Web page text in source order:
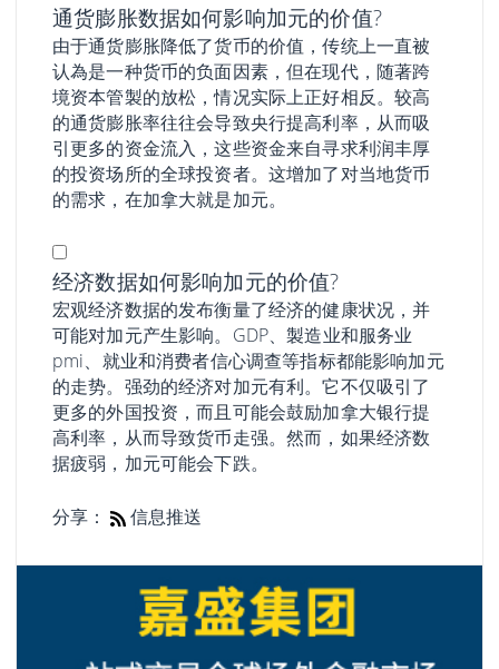
通货膨胀数据如何影响加元的价值?
由于通货膨胀降低了货币的价值，传统上一直被
认為是一种货币的负面因素，但在现代，随著跨
境资本管製的放松，情况实际上正好相反。较高
的通货膨胀率往往会导致央行提高利率，从而吸
引更多的资金流入，这些资金来自寻求利润丰厚
的投资场所的全球投资者。这增加了对当地货币
的需求，在加拿大就是加元。
经济数据如何影响加元的价值?
宏观经济数据的发布衡量了经济的健康状况，并
可能对加元产生影响。GDP、製造业和服务业
pmi、就业和消费者信心调查等指标都能影响加元
的走势。强劲的经济对加元有利。它不仅吸引了
更多的外国投资，而且可能会鼓励加拿大银行提
高利率，从而导致货币走强。然而，如果经济数
据疲弱，加元可能会下跌。
分享： 信息推送